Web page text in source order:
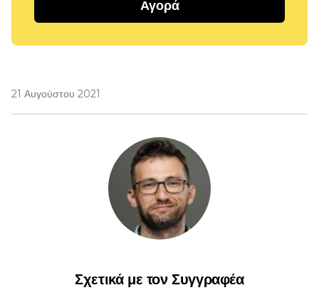
Αγορά
21 Αυγούστου 2021
Σχετικά με τον Συγγραφέα